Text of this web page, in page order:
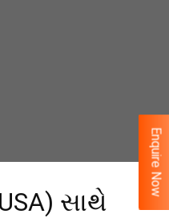
સાથે
Enquire Now